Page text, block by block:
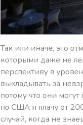
Так или иначе, это
которыми даже не
перспективу в
выкладывать за
потому что они
по США я плачу от
случай, когда не